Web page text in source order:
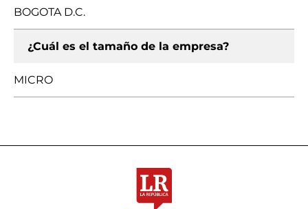
BOGOTA D.C.
¿Cuál es el tamaño de la empresa?
MICRO